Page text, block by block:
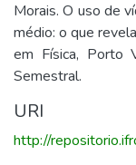
Morais. O uso de
médio: o que
em Física, Porto
Semestral.
URI
http://